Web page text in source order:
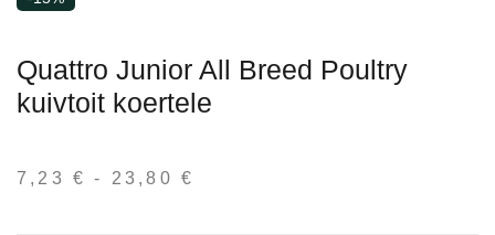
Quattro Junior All Breed Poultry
kuivtoit koertele
7,23 € - 23,80€